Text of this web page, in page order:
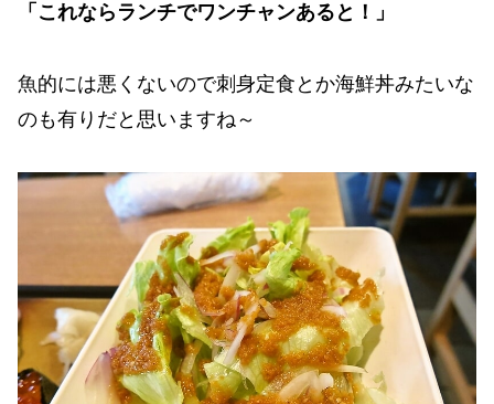
「これならランチでワンチャンあると！」
魚的には悪くないので刺身定食とか海鮮丼みたいな
のも有りだと思いますね～